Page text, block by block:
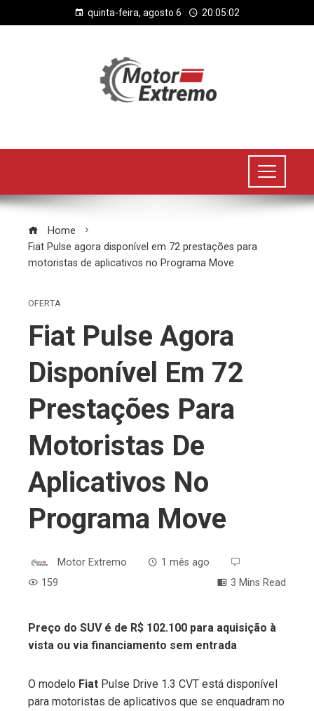
quinta-feira, agosto 6 20:05:03
Home
Fiat Pulse agora disponível em 72 prestações para
motoristas de aplicativos no Programa Move
OFERTA
Fiat Pulse Agora
Disponível Em 72
Prestações Para
Motoristas De
Aplicativos No
Programa Move
Motor Extremo
1 mês ago
159
3 Mins Read
Preço do SUV é de R$ 102.100 para aquisição à
vista ou via financiamento sem entrada
O modelo Fiat Pulse Drive 1.3 CVT está disponível
para motoristas de aplicativos que se enquadram no